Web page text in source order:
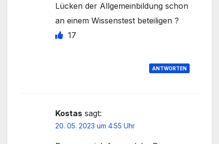
Lücken der Allgemeinbildung schon
an einem Wissenstest beteiligen ?
17
ANTWORTEN
Kostas sagt:
20. 05. 2023 um 4:55 Uhr